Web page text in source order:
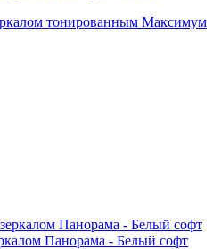
тонированным Максимум
Панорама - Белый софт